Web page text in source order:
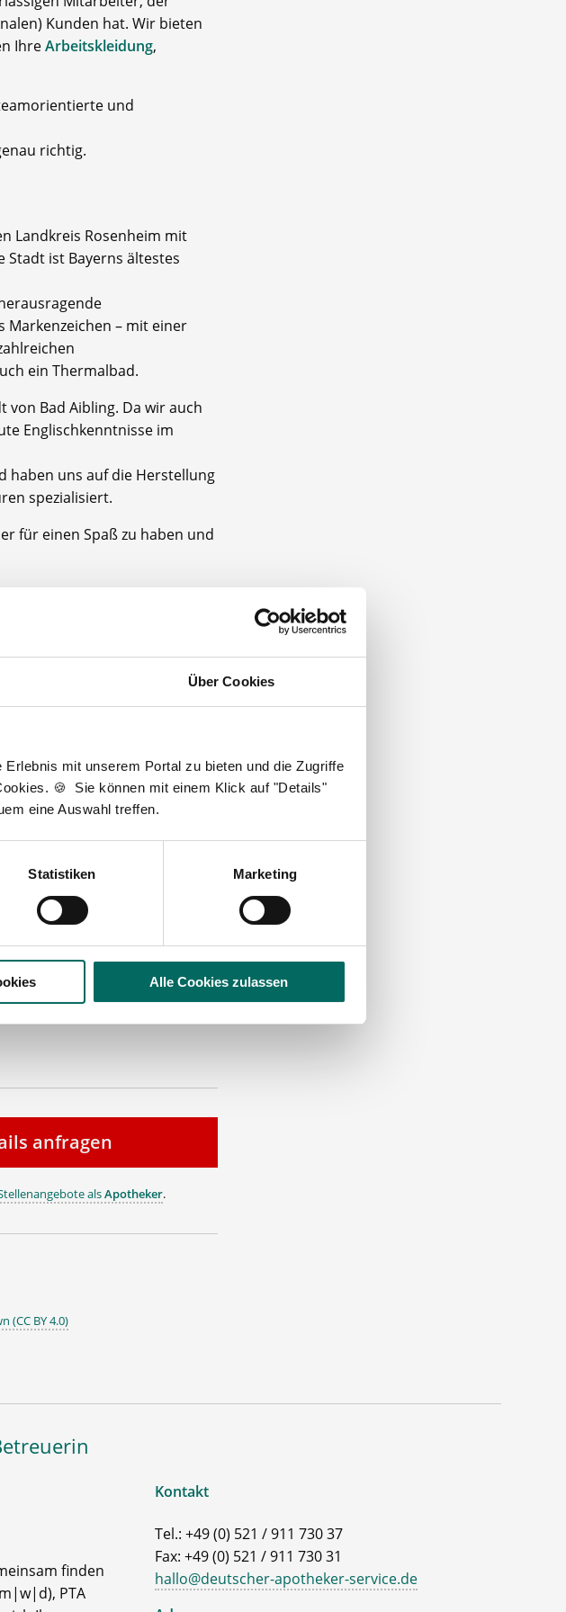
Über Cookies
mit unserem Portal zu bieten und die Zugriffe
🍪 Sie können mit einem Klick auf "Details"
eine Auswahl treffen.
Statistiken Marketing
Alle Cookies zulassen
Kunden hat. Wir bieten
IhreArbeitskleidung,
und
richtig.
Landkreis Rosenheim mit
ist Bayerns ältestes
Markenzeichen – mit einer
ein Thermalbad.
Bad Aibling. Da wir auch
Englischkenntnisse im
haben uns auf die Herstellung
spezialisiert.
für einen Spaß zu haben und
E-Mail ab.
UNSEREN KUNDEN IST DIE
anfragen
alsApotheker.
(CC BY 4.0)
finden
PTA
Kontakt
Tel.: +49 (0) 521 / 911 730 37
Fax: +49 (0) 521 / 911 730 31
hallo@deutscher-apotheker-service.de